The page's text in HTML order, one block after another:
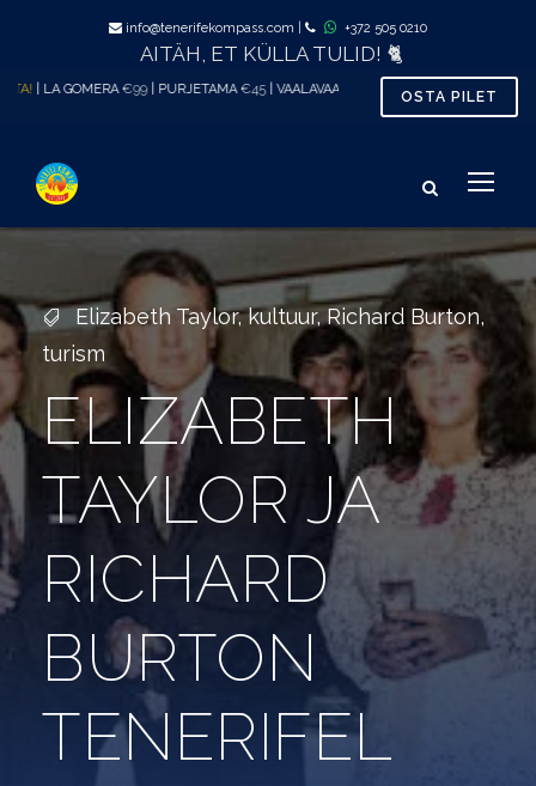
info@tenerifekompass.com +372 505 0210
AITÄH, ET KÜLLA TULID! 🐈
€99| PURJETAMA€45| VAALAVAATLUS al.€33 | TÕENÄOLISELT
OSTA PILET
Elizabeth Taylor, kultuur, Richard Burton,
turism
ELIZABETH
TAYLOR JA
RICHARD
BURTON
TENERIFEL